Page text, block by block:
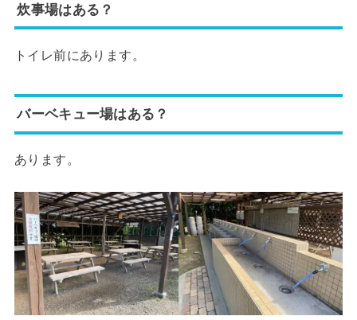
炊事場はある？
トイレ前にあります。
バーベキュー場はある？
あります。